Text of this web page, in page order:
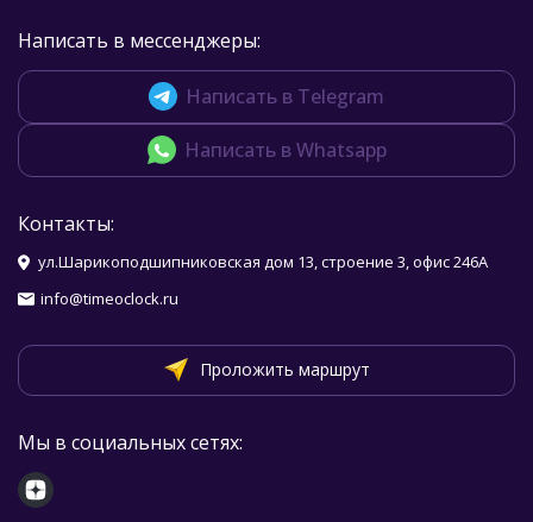
Написать в мессенджеры:
Написать в Telegram
Написать в Whatsapp
Контакты:
ул.Шарикоподшипниковская дом 13, строение 3, офис 246А
info@timeoclock.ru
Проложить маршрут
Мы в социальных сетях: